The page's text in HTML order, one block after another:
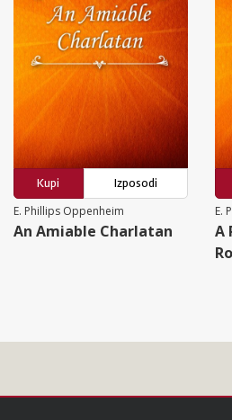
Kupi
Izposodi
E. Phillips Oppenheim
An Amiable Charlatan
E.
A